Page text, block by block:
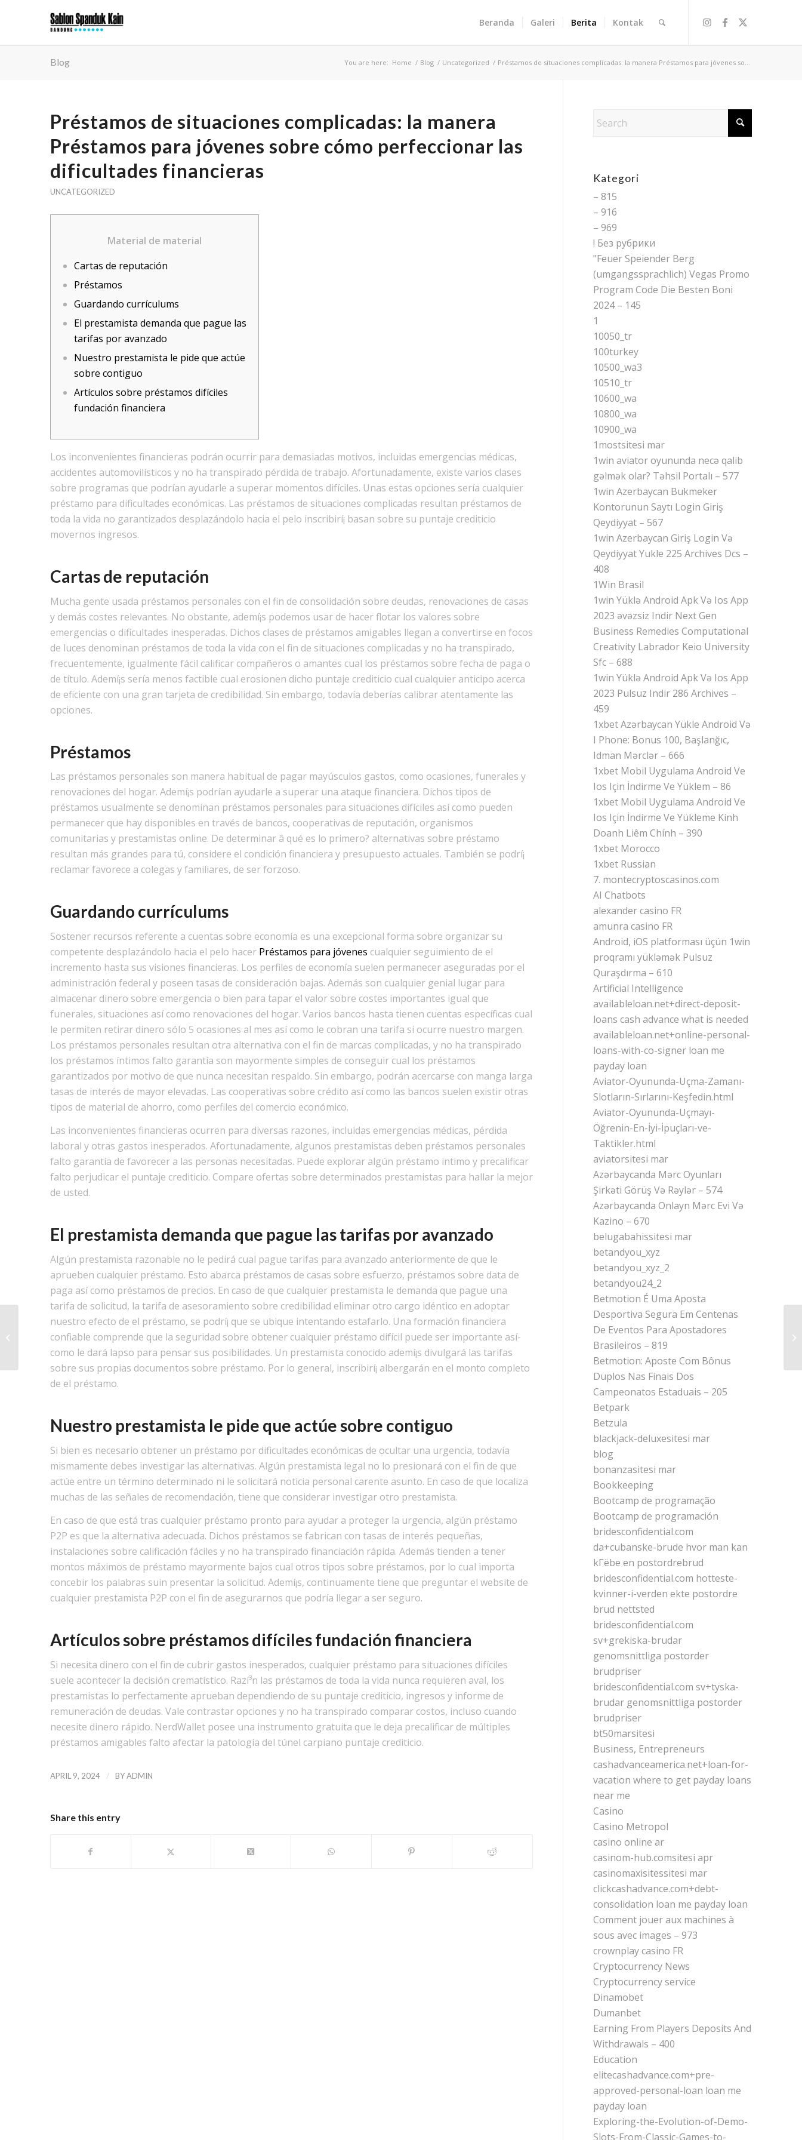
Beranda Galeri Berita Kontak
Blog You are here: Home / Blog / Uncategorized / Préstamos de situaciones complicadas: la manera Préstamos para jóvenes so...
Préstamos de situaciones complicadas: la manera
Préstamos para jóvenes sobre cómo perfeccionar las
dificultades financieras
UNCATEGORIZED
Material de material
Cartas de reputación
Préstamos
Guardando currículums
El prestamista demanda que pague las
tarifas por avanzado
Nuestro prestamista le pide que actúe
sobre contiguo
Artículos sobre préstamos difíciles
fundación financiera
Los inconvenientes financieras podrán ocurrir para demasiadas motivos, incluidas emergencias médicas,
accidentes automovilísticos y no ha transpirado pérdida de trabajo. Afortunadamente, existe varios clases
sobre programas que podrían ayudarle a superar momentos difíciles. Unas estas opciones serí­a cualquier
préstamo para dificultades económicas. Las préstamos de situaciones complicadas resultan préstamos de
toda la vida no garantizados desplazándolo hacia el pelo inscribirí¡ basan sobre su puntaje crediticio
movernos ingresos.
Cartas de reputación
Mucha gente usada préstamos personales con el fin de consolidación sobre deudas, renovaciones de casas
y demás costes relevantes. No obstante, ademí¡s podemos usar de hacer flotar los valores sobre
emergencias o dificultades inesperadas. Dichos clases de préstamos amigables llegan a convertirse en focos
de luces denominan préstamos de toda la vida con el fin de situaciones complicadas y no ha transpirado,
frecuentemente, igualmente fácil calificar compañeros o amantes cual los préstamos sobre fecha de paga o
de título. Ademí¡s serí­a menos factible cual erosionen dicho puntaje crediticio cual cualquier anticipo acerca
de eficiente con una gran tarjeta de credibilidad. Sin embargo, todavía deberías calibrar atentamente las
opciones.
Préstamos
Las préstamos personales son manera habitual de pagar mayúsculos gastos, como ocasiones, funerales y
renovaciones del hogar. Ademí¡s podrían ayudarle a superar una ataque financiera. Dichos tipos de
préstamos usualmente se denominan préstamos personales para situaciones difíciles así­ como pueden
permanecer que hay disponibles en través de bancos, cooperativas de reputación, organismos
comunitarias y prestamistas online. De determinar â qué es lo primero? alternativas sobre préstamo
resultan más grandes para tú, considere el condición financiera y presupuesto actuales. También se podrí¡
reclamar favorece a colegas y familiares, de ser forzoso.
Guardando currículums
Sostener recursos referente a cuentas sobre economía es una excepcional forma sobre organizar su
competente desplazándolo hacia el pelo hacer Préstamos para jóvenes cualquier seguimiento de el
incremento hasta sus visiones financieras. Los perfiles de economía suelen permanecer aseguradas por el
administración federal y poseen tasas de consideración bajas. Además son cualquier genial lugar para
almacenar dinero sobre emergencia o bien para tapar el valor sobre costes importantes igual que
funerales, situaciones así­ como renovaciones del hogar. Varios bancos hasta tienen cuentas específicas cual
le permiten retirar dinero sólo 5 ocasiones al mes así­ como le cobran una tarifa si ocurre nuestro margen.
Los préstamos personales resultan otra alternativa con el fin de marcas complicadas, y no ha transpirado
los préstamos íntimos falto garantía son mayormente simples de conseguir cual los préstamos
garantizados por motivo de que nunca necesitan respaldo. Sin embargo, podrán acercarse con manga larga
tasas de interés de mayor elevadas. Las cooperativas sobre crédito así­ como las bancos suelen existir otras
tipos de material de ahorro, como perfiles del comercio económico.
Las inconvenientes financieras ocurren para diversas razones, incluidas emergencias médicas, pérdida
laboral y otras gastos inesperados. Afortunadamente, algunos prestamistas deben préstamos personales
falto garantía de favorecer a las personas necesitadas. Puede explorar algún préstamo intimo y precalificar
falto perjudicar el puntaje crediticio. Compare ofertas sobre determinados prestamistas para hallar la mejor
de usted.
El prestamista demanda que pague las tarifas por avanzado
Algún prestamista razonable no le pedirá cual pague tarifas para avanzado anteriormente de que le
aprueben cualquier préstamo. Esto abarca préstamos de casas sobre esfuerzo, préstamos sobre data de
paga así­ como préstamos de precios. En caso de que cualquier prestamista le demanda que pague una
tarifa de solicitud, la tarifa de asesoramiento sobre credibilidad eliminar otro cargo idéntico en adoptar
nuestro efecto de el préstamo, se podrí¡ que se ubique intentando estafarlo. Una formación financiera
confiable comprende que la seguridad sobre obtener cualquier préstamo difícil puede ser importante así­
como le dará lapso para pensar sus posibilidades. Un prestamista conocido ademí¡s divulgará las tarifas
sobre sus propias documentos sobre préstamo. Por lo general, inscribirí¡ albergarán en el monto completo
de el préstamo.
Nuestro prestamista le pide que actúe sobre contiguo
Si bien es necesario obtener un préstamo por dificultades económicas de ocultar una urgencia, todavía
mismamente debes investigar las alternativas. Algún prestamista legal no lo presionará con el fin de que
actúe entre un término determinado ni le solicitará noticia personal carente asunto. En caso de que localiza
muchas de las señales de recomendación, tiene que considerar investigar otro prestamista.
En caso de que está tras cualquier préstamo pronto para ayudar a proteger la urgencia, algún préstamo
P2P es que la alternativa adecuada. Dichos préstamos se fabrican con tasas de interés pequeñas,
instalaciones sobre calificación fáciles y no ha transpirado financiación rápida. Además tienden a tener
montos máximos de préstamo mayormente bajos cual otros tipos sobre préstamos, por lo cual importa
concebir los palabras suin presentar la solicitud. Ademí¡s, continuamente tiene que preguntar el website de
cualquier prestamista P2P con el fin de asegurarnos que podrí­a llegar a ser seguro.
Artículos sobre préstamos difíciles fundación financiera
Si necesita dinero con el fin de cubrir gastos inesperados, cualquier préstamo para situaciones difíciles
suele acontecer la decisión crematístico. Razí³n las préstamos de toda la vida nunca requieren aval, los
prestamistas lo perfectamente aprueban dependiendo de su puntaje crediticio, ingresos y informe de
remuneración de deudas. Vale contrastar opciones y no ha transpirado comparar costos, incluso cuando
necesite dinero rápido. NerdWallet posee una instrumento gratuita que le deja precalificar de múltiples
préstamos amigables falto afectar la patologí­a del túnel carpiano puntaje crediticio.
APRIL 9, 2024 / BYADMIN
Share this entry
Kategori
– 815
– 916
– 969
! Без рубрики
"Feuer Speiender Berg
(umgangssprachlich) Vegas Promo
Program Code Die Besten Boni
2024 – 145
1
10050_tr
100turkey
10500_wa3
10510_tr
10600_wa
10800_wa
10900_wa
1mostsitesi mar
1win aviator oyununda necə qalib
gəlmək olar? Təhsil Portalı – 577
1win Azerbaycan Bukmeker
Kontorunun Saytı Login Giriş
Qeydiyyat – 567
1win Azerbaycan Giriş Login Və
Qeydiyyat Yukle 225 Archives Dcs –
408
1Win Brasil
1win Yüklə Android Apk Və Ios App
2023 əvəzsiz Indir Next Gen
Business Remedies Computational
Creativity Labrador Keio University
Sfc – 688
1win Yüklə Android Apk Və Ios App
2023 Pulsuz Indir 286 Archives –
459
1xbet Azərbaycan Yükle Android Və
I Phone: Bonus 100, Başlanğıc,
Idman Mərclər – 666
1xbet Mobil Uygulama Android Ve
Ios Için İndirme Ve Yüklem – 86
1xbet Mobil Uygulama Android Ve
Ios Için İndirme Ve Yükleme Kinh
Doanh Liêm Chính – 390
1xbet Morocco
1xbet Russian
7. montecryptoscasinos.com
AI Chatbots
alexander casino FR
amunra casino FR
Android, iOS platforması üçün 1win
proqramı yükləmək Pulsuz
Quraşdırma – 610
Artificial Intelligence
availableloan.net+direct-deposit-
loans cash advance what is needed
availableloan.net+online-personal-
loans-with-co-signer loan me
payday loan
Aviator-Oyununda-Uçma-Zamanı-
Slotların-Sırlarını-Keşfedin.html
Aviator-Oyununda-Uçmayı-
Öğrenin-En-İyi-İpuçları-ve-
Taktikler.html
aviatorsitesi mar
Azərbaycanda Mərc Oyunları
Şirkəti Görüş Və Rəylər – 574
Azərbaycanda Onlayn Mərc Evi Və
Kazino – 670
belugabahissitesi mar
betandyou_xyz
betandyou_xyz_2
betandyou24_2
Betmotion É Uma Aposta
Desportiva Segura Em Centenas
De Eventos Para Apostadores
Brasileiros – 819
Betmotion: Aposte Com Bônus
Duplos Nas Finais Dos
Campeonatos Estaduais – 205
Betpark
Betzula
blackjack-deluxesitesi mar
blog
bonanzasitesi mar
Bookkeeping
Bootcamp de programação
Bootcamp de programación
bridesconfidential.com
da+cubanske-brude hvor man kan
kГёbe en postordrebrud
bridesconfidential.com hotteste-
kvinner-i-verden ekte postordre
brud nettsted
bridesconfidential.com
sv+grekiska-brudar
genomsnittliga postorder
brudpriser
bridesconfidential.com sv+tyska-
brudar genomsnittliga postorder
brudpriser
bt50marsitesi
Business, Entrepreneurs
cashadvanceamerica.net+loan-for-
vacation where to get payday loans
near me
Casino
Casino Metropol
casino online ar
casinom-hub.comsitesi apr
casinomaxisitessitesi mar
clickcashadvance.com+debt-
consolidation loan me payday loan
Comment jouer aux machines à
sous avec images – 973
crownplay casino FR
Cryptocurrency News
Cryptocurrency service
Dinamobet
Dumanbet
Earning From Players Deposits And
Withdrawals – 400
Education
elitecashadvance.com+pre-
approved-personal-loan loan me
payday loan
Exploring-the-Evolution-of-Demo-
Slots-From-Classic-Games-to-
Живое казино Вегас казино